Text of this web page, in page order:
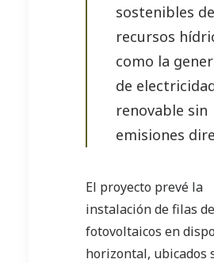
sostenibles
recursos
como la
de
renovable sin
emisiones
El proyecto prevé la
instalación de filas
fotovoltaicos en
horizontal, ubicados